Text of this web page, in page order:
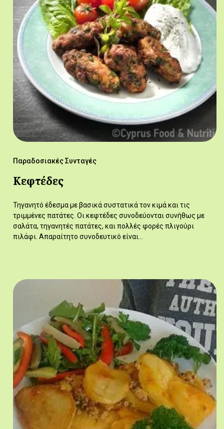
Παραδοσιακές Συνταγές
Κεφτέδες
Τηγανητό έδεσμα με βασικά συστατικά τον κιμά και τις
τριμμένες πατάτες. Οι κεφτέδες συνοδεύονται συνήθως με
σαλάτα, τηγανητές πατάτες, και πολλές φορές πλιγούρι
πιλάφι. Απαραίτητο συνοδευτικό είναι…